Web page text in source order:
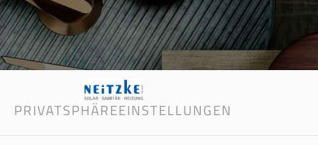
PRIVATSPHÄRE­EINSTELLUNGEN